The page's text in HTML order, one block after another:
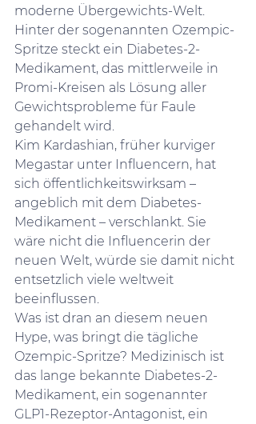
moderne Übergewichts-Welt.
Hinter der sogenannten Ozempic-
Spritze steckt ein Diabetes-2-
Medikament, das mittlerweile in
Promi-Kreisen als Lösung aller
Gewichtsprobleme für Faule
gehandelt wird.
Kim Kardashian, früher kurviger
Megastar unter Influencern, hat
sich öffentlichkeitswirksam –
angeblich mit dem Diabetes-
Medikament – verschlankt. Sie
wäre nicht die Influencerin der
neuen Welt, würde sie damit nicht
entsetzlich viele weltweit
beeinflussen.
Was ist dran an diesem neuen
Hype, was bringt die tägliche
Ozempic-Spritze? Medizinisch ist
das lange bekannte Diabetes-2-
Medikament, ein sogenannter
GLP1-Rezeptor-Antagonist, ein